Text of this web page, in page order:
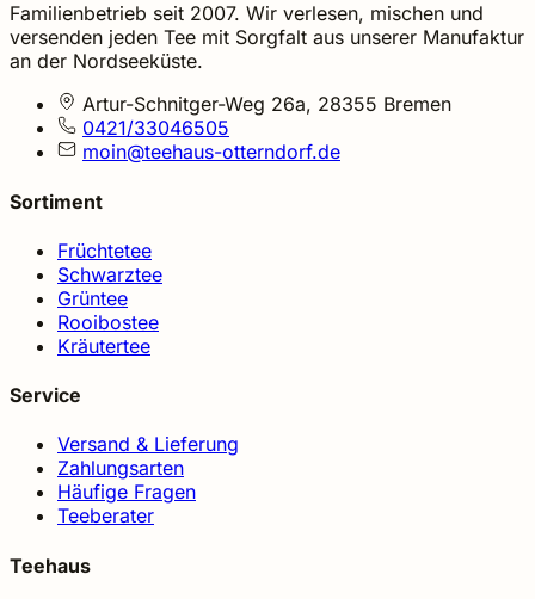
Familienbetrieb seit 2007. Wir verlesen, mischen und
versenden jeden Tee mit Sorgfalt aus unserer Manufaktur
an der Nordseeküste.
Artur-Schnitger-Weg 26a, 28355 Bremen
0421/33046505
moin@teehaus-otterndorf.de
Sortiment
Früchtetee
Schwarztee
Grüntee
Rooibostee
Kräutertee
Service
Versand & Lieferung
Zahlungsarten
Häufige Fragen
Teeberater
Teehaus